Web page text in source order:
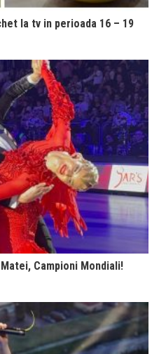
la tv in perioada 16 – 19
Campioni Mondiali!